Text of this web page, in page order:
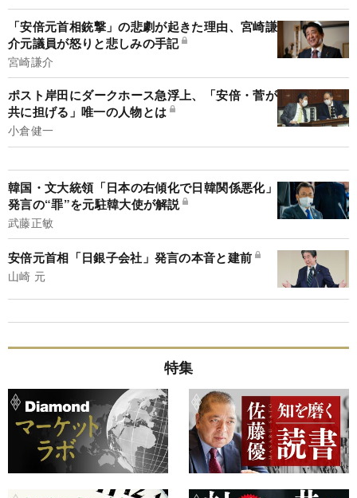
「安倍元首相銃撃」の悲劇が起きた理由、宮崎謙
介元議員が怒りと悲しみの手記
宮崎謙介
ポスト岸田にダークホース急浮上、「安倍・菅が
共に担げる」唯一の人物とは
小倉健一
韓国・文大統領「日本の右傾化で日韓関係悪化」
発言の“罪”を元駐韓大使が解説
武藤正敏
安倍元首相「日銀子会社」発言の本音と建前
山崎 元
特集